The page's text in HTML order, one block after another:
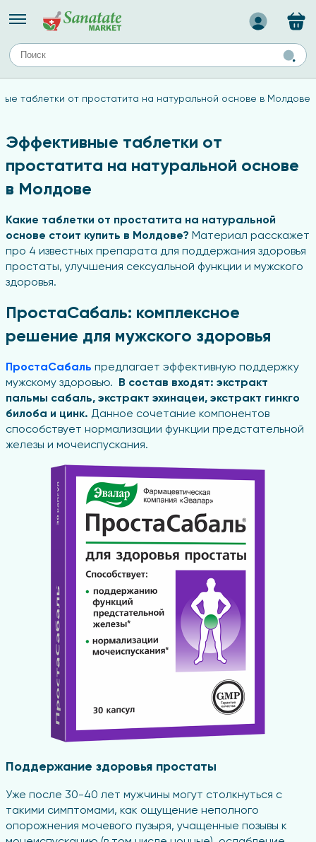
мозга
лица
Назад
ТИПЫ КОЖИ
Средства для комбинированной кожи
Средства для жирной кожи
Средства для чувствительной кожи
таблетки от простатита на натуральной основе в Молдове
Эффективные таблетки от
простатита на натуральной основе
в Молдове
Какие таблетки от простатита на натуральной
основе стоит купить в Молдове? Материал расскажет
про 4 известных препарата для поддержания здоровья
простаты, улучшения сексуальной функции и мужского
здоровья.
ПростаСабаль: комплексное
решение для мужского здоровья
ПростаСабаль предлагает эффективную поддержку
мужскому здоровью.
В состав входят: экстракт
пальмы сабаль, экстракт эхинацеи, экстракт гинкго
билоба и цинк. Данное сочетание компонентов
способствует нормализации функции предстательной
железы и мочеиспускания.
Поддержание здоровья простаты
Уже после 30-40 лет мужчины могут столкнуться с
такими симптомами, как ощущение неполного
опорожнения мочевого пузыря, учащенные позывы к